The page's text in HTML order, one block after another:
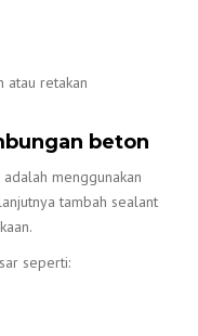
atau retakan
beton
menggunakan
tambah sealant
seperti: